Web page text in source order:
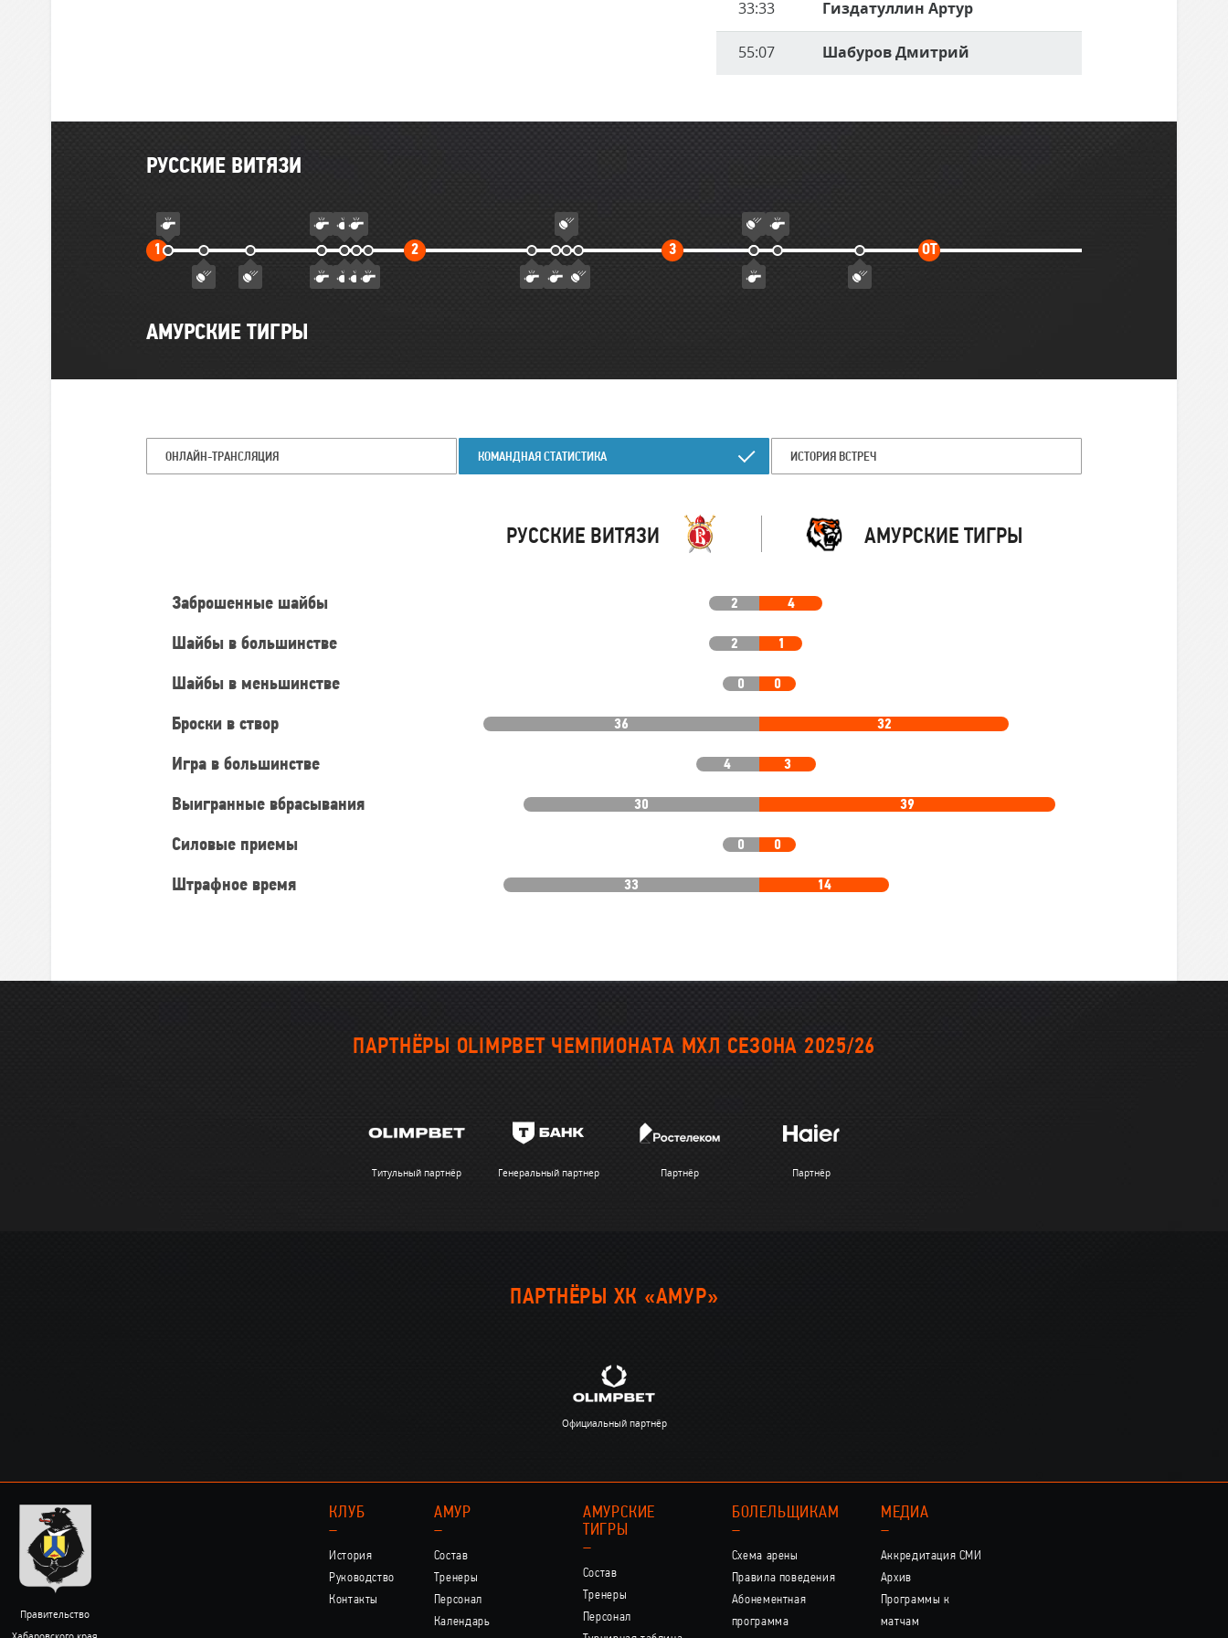
33:33 Гиздатуллин Артур
55:07 Шабуров Дмитрий
Главные
матча
РУССКИЕ ВИТЯЗИ
1 Первый
2Второй
3Третий
ОТДополнительное
АМУРСКИЕ ТИГРЫ
ОНЛАЙН-ТРАНСЛЯЦИЯ КОМАНДНАЯ СТАТИСТИКА ИСТОРИЯ ВСТРЕЧ
РУССКИЕ ВИТЯЗИ АМУРСКИЕ ТИГРЫ
Заброшенные шайбы 2 4
Шайбы в большинстве 2 1
Шайбы в меньшинстве 0 0
Броски в створ 36 32
Игра в большинстве 4 3
Выигранные вбрасывания 30 39
Силовые приемы 0 0
Штрафное время 33 14
ПАРТНЁРЫ OLIMPBET ЧЕМПИОНАТА МХЛ СЕЗОНА 2025/26
Титульный партнёр Генеральный партнер Партнёр Партнёр
ПАРТНЁРЫ ХК «АМУР»
Официальный партнёр
Правительство
КЛУБ
–
История
Руководство
Контакты
АМУР
–
Состав
Тренеры
Персонал
Календарь
АМУРСКИЕ
ТИГРЫ
–
Состав
Тренеры
Персонал
БОЛЕЛЬЩИКАМ
–
Схема арены
Правила поведения
Абонементная
программа
МЕДИА
–
Аккредитация СМИ
Архив
Программы к
матчам